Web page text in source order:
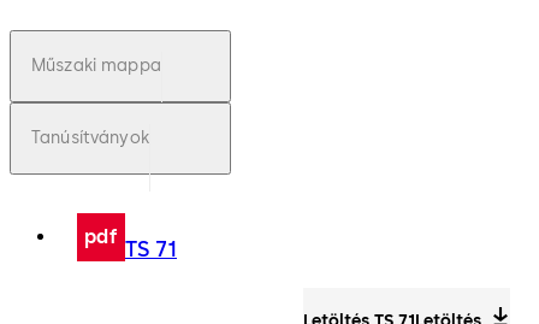
Műszaki mappa
Tanúsítványok
pdf TS 71